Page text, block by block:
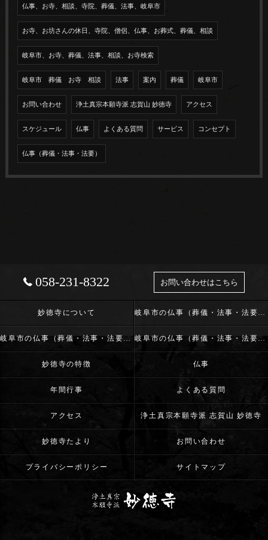
仏事、お寺、相談、寺院、葬儀、法事、岐阜市
お寺、お坊さんの休日、寺院、僧侶、仏事、お葬式、葬儀、相談
岐阜市、お寺、葬儀、法事、相談、お寺検索
岐阜市 葬儀 お寺 相談 法事 案内 葬儀 岐阜市
お問い合わせ 浄土真宗本願寺派 志賀山 妙徳寺 アクセス
スケジュール 仏事 よくある質問 サービス コンセプト
仏事（葬儀・法事・法要）
058-231-8322 お問い合わせはこちら
妙徳寺について 岐阜市の仏事（葬儀・法事・法要）･浄土真宗本願寺派 志賀山 妙徳寺の口コミ情報
岐阜市の仏事（葬儀・法事・法要）･浄土真宗本願寺派 志賀山 妙徳寺の評判 岐阜市の仏事（葬儀・法事・法要）･浄土真宗本願寺派 志賀山 妙徳寺のお客様の声
妙徳寺の特徴 仏事
年間行事 よくある質問
アクセス 浄土真宗本願寺派 志賀山 妙徳寺
妙徳寺たより お問い合わせ
プライバシーポリシー サイトマップ